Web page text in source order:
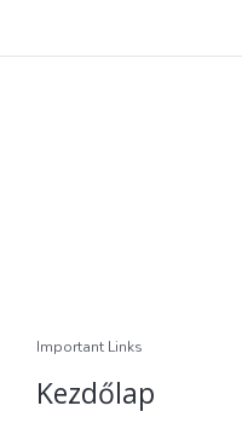
Important Links
Kezdőlap